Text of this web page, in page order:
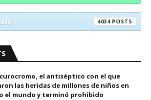
4034
el antiséptico con el que
las heridas de millones de niños en
el mundo y terminó prohibido